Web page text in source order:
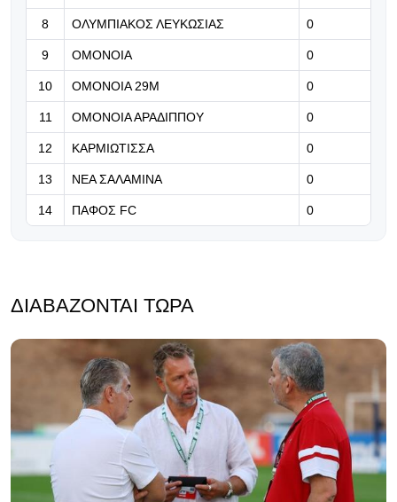
Απέκτησε δανεικό τον Αραούχο
Στο χέρι της είναι η πρόκριση
8 ΟΛΥΜΠΙΑΚΟΣ ΛΕΥΚΩΣΙΑΣ 0
9 ΟΜΟΝΟΙΑ 0
10 ΟΜΟΝΟΙΑ 29Μ 0
11 ΟΜΟΝΟΙΑ ΑΡΑΔΙΠΠΟΥ 0
12 ΚΑΡΜΙΩΤΙΣΣΑ 0
13 ΝΕΑ ΣΑΛΑΜΙΝΑ 0
14 ΠΑΦΟΣ FC 0
ΔΙΑΒΆΖΟΝΤΑΙ ΤΏΡΑ